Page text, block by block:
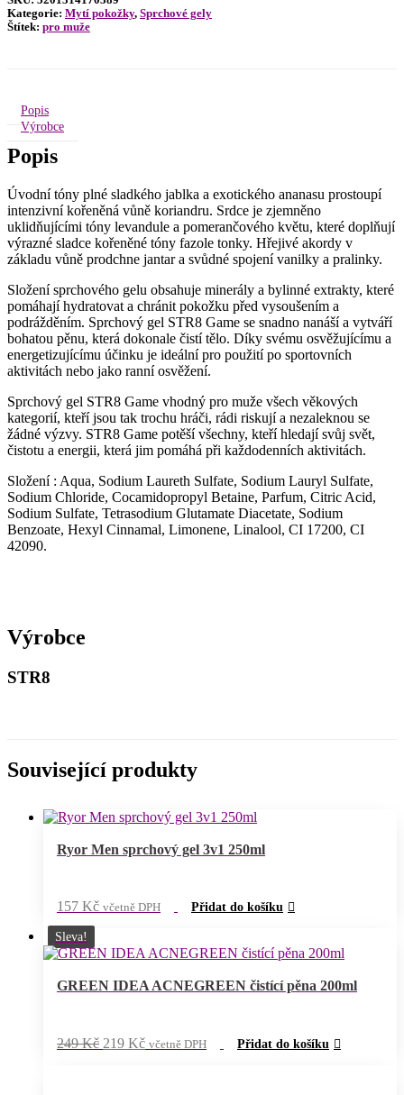
Kategorie: Mytí pokožky, Sprchové gely
Štítek: pro muže
Popis
Výrobce
Popis
Úvodní tóny plné sladkého jablka a exotického ananasu prostoupí
intenzivní kořeněná vůně koriandru. Srdce je zjemněno
uklidňujícími tóny levandule a pomerančového květu, které doplňují
výrazné sladce kořeněné tóny fazole tonky. Hřejivé akordy v
základu vůně prodchne jantar a svůdné spojení vanilky a pralinky.
Složení sprchového gelu obsahuje minerály a bylinné extrakty, které
pomáhají hydratovat a chránit pokožku před vysoušením a
podrážděním. Sprchový gel STR8 Game se snadno nanáší a vytváří
bohatou pěnu, která dokonale čistí tělo. Díky svému osvěžujícímu a
energetizujícímu účinku je ideální pro použití po sportovních
aktivitách nebo jako ranní osvěžení.
Sprchový gel STR8 Game vhodný pro muže všech věkových
kategorií, kteří jsou tak trochu hráči, rádi riskují a nezaleknou se
žádné výzvy. STR8 Game potěší všechny, kteří hledají svůj svět,
čistotu a energii, která jim pomáhá při každodenních aktivitách.
Složení : Aqua, Sodium Laureth Sulfate, Sodium Lauryl Sulfate,
Sodium Chloride, Cocamidopropyl Betaine, Parfum, Citric Acid,
Sodium Sulfate, Tetrasodium Glutamate Diacetate, Sodium
Benzoate, Hexyl Cinnamal, Limonene, Linalool, CI 17200, CI
42090.
Výrobce
STR8
Související produkty
Ryor Men sprchový gel 3v1 250ml
157 Kč včetně DPH Přidat do košíku
Sleva!
GREEN IDEA ACNEGREEN čistící pěna 200ml
249Kč Původní
219 KčAktuální
včetně DPH Přidat do košíku